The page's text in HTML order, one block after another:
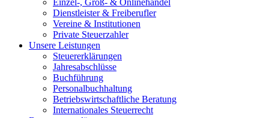
Einzel-, Groß- & Onlinehandel
Dienstleister & Freiberufler
Vereine & Institutionen
Private Steuerzahler
Unsere Leistungen
Steuererklärungen
Jahresabschlüsse
Buchführung
Personalbuchhaltung
Betriebswirtschaftliche Beratung
Internationales Steuerrecht